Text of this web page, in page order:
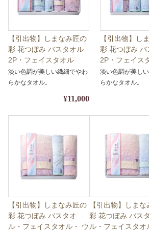
【引出物】しまなみ匠の
彩 花つぼみ バスタオル
2P・フェイスタオル
4P・ ウォッシュタオル
2P Y40-11【ギフト・
淡い色調が美しい繊細でやわ
らかなタオル。
¥11,000
【引出物】し
彩 花つぼみ バ
2P・フェイス
2P・ ウォッシ
2P Y40-10【
淡い色調が美し
らかなタオル。
【引出物】しまなみ匠の
彩 花つぼみ バスタオ
ル・フェイスタオル・ ウ
【引出物】しま
彩 花つぼみ バス
ル・フェイスタ